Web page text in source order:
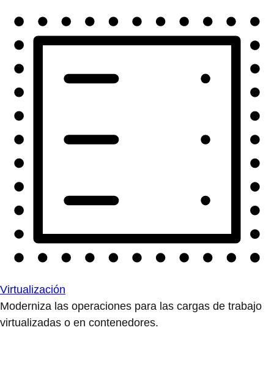
Virtualización
Moderniza las operaciones para las cargas de trabajo
virtualizadas o en contenedores.